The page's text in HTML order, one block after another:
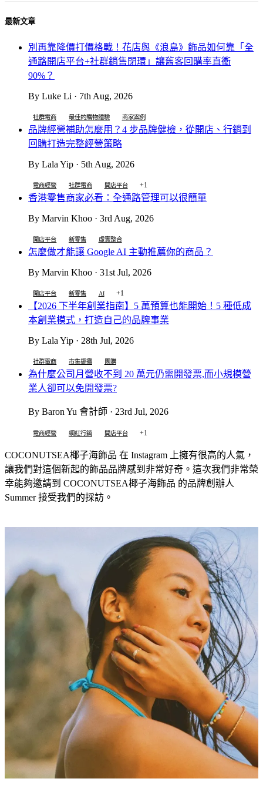
最新文章
別再靠降價打價格戰！花店與《浪島》飾品如何靠「全
通路開店平台+社群銷售閉環」讓舊客回購率直衝
90%？
By Luke Li · 7th Aug, 2026
社群電商 最佳的購物體驗 商家案例
品牌經營補助怎麼用？4 步品牌健檢，從開店、行銷到
回購打造完整經營策略
By Lala Yip · 5th Aug, 2026
電商經營 社群電商 開店平台 +1
香港零售商家必看：全通路管理可以很簡單
By Marvin Khoo · 3rd Aug, 2026
開店平台 新零售 虛實整合
怎麼做才能讓 Google AI 主動推薦你的商品？
By Marvin Khoo · 31st Jul, 2026
開店平台 新零售 AI +1
【2026 下半年創業指南】5 萬預算也能開始！5 種低成
本創業模式，打造自己的品牌事業
By Lala Yip · 28th Jul, 2026
社群電商 市集擺攤 團購
為什麼公司月營收不到 20 萬元仍需開發票,而小規模營
業人卻可以免開發票?
By Baron Yu 會計師 · 23rd Jul, 2026
電商經營 網紅行銷 開店平台 +1
COCONUTSEA椰子海飾品 在 Instagram 上擁有很高的人氣，
讓我們對這個新起的飾品品牌感到非常好奇。這次我們非常榮
幸能夠邀請到 COCONUTSEA椰子海飾品 的品牌創辦人
Summer 接受我們的採訪。